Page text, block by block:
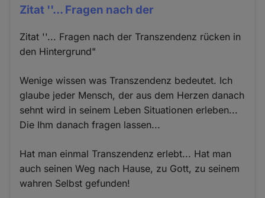
Zitat ''... Fragen nach der
Zitat ''... Fragen nach der Transzendenz rücken in
den Hintergrund"
Wenige wissen was Transzendenz bedeutet. Ich
glaube jeder Mensch, der aus dem Herzen danach
sehnt wird in seinem Leben Situationen erleben...
Die Ihm danach fragen lassen...
Hat man einmal Transzendenz erlebt... Hat man
auch seinen Weg nach Hause, zu Gott, zu seinem
wahren Selbst gefunden!